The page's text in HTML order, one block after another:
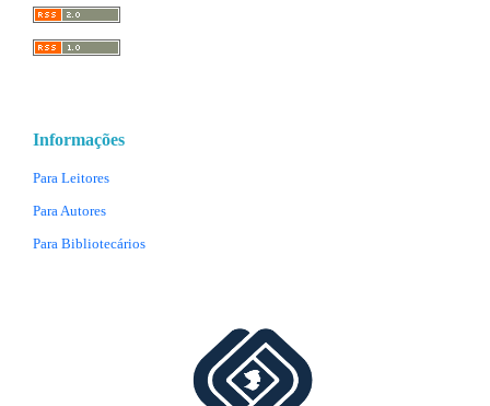
Informações
Para Leitores
Para Autores
Para Bibliotecários